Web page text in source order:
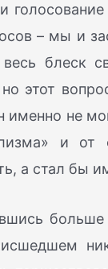
– мы и
блеск
этот
не
и
а стал бы